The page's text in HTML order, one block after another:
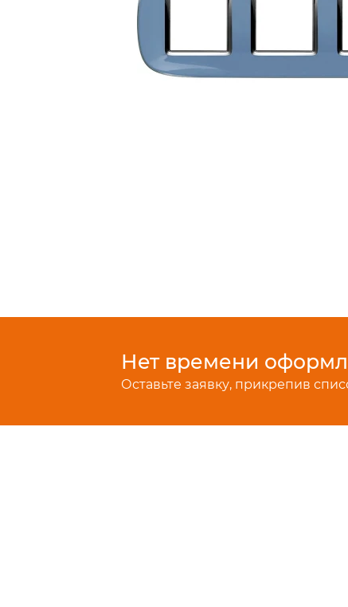
Нет времени
Оставьте заявку, прикрепив